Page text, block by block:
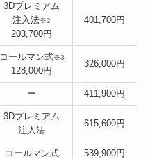
3Dプレミアム
注入法※2
203,700円
401,700円
コールマン式※3
128,000円
326,000円
ー 411,900円
3Dプレミアム
注入法
615,600円
コールマン式 539,900円